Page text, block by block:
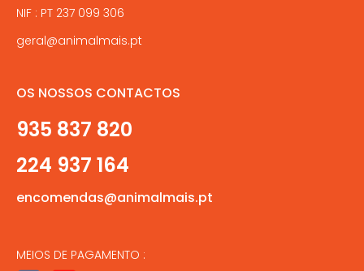
NIF : PT 237 099 306
geral@animalmais.pt
OS NOSSOS CONTACTOS
935 837 820
224 937 164
encomendas@animalmais.pt
MEIOS DE PAGAMENTO :